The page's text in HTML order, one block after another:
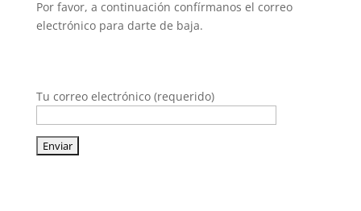
Por favor, a continuación confírmanos el correo
electrónico para darte de baja.
Tu correo electrónico (requerido)